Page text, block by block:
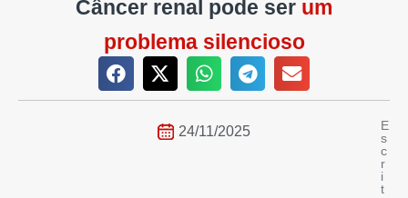
Câncer renal pode ser um
problema silencioso
24/11/2025
E
s
c
r
i
t